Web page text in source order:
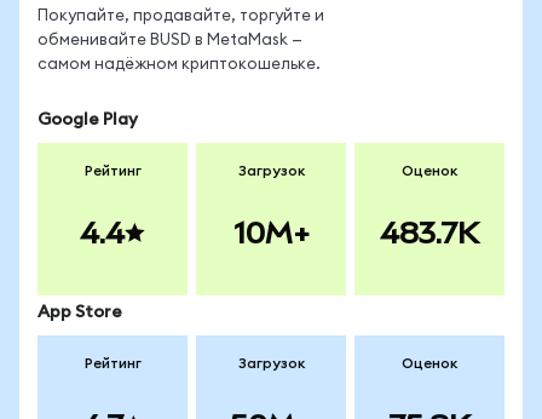
Покупайте, продавайте, торгуйте и
обменивайте BUSD в MetaMask —
самом надёжном криптокошельке.
Google Play
Рейтинг
4.4
Загрузок
10M+
Оценок
483.7K
App Store
Рейтинг Загрузок Оценок